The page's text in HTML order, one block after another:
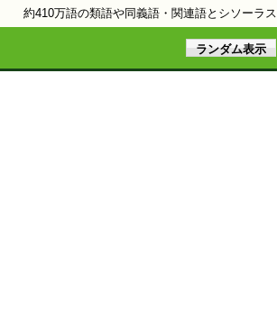
約410万語の類語や同義語・関連語とシソーラス